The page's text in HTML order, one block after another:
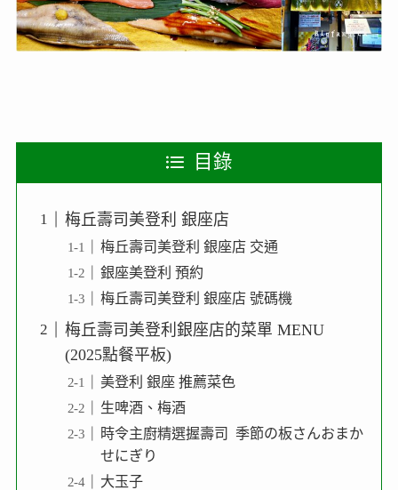
目錄
梅丘壽司美登利 銀座店
梅丘壽司美登利 銀座店 交通
銀座美登利 預約
梅丘壽司美登利 銀座店 號碼機
梅丘壽司美登利銀座店的菜單 MENU
(2025點餐平板)
美登利 銀座 推薦菜色
生啤酒、梅酒
時令主廚精選握壽司 季節の板さんおまか
せにぎり
大玉子